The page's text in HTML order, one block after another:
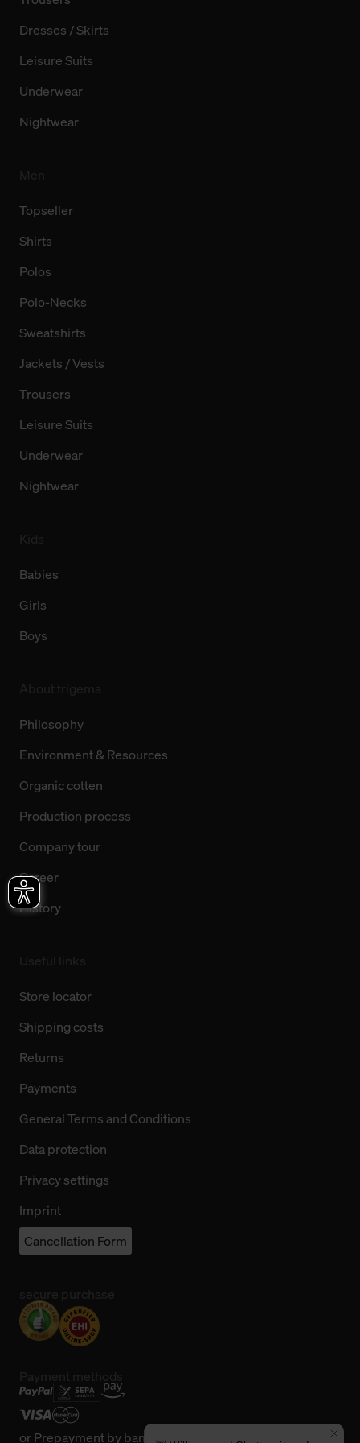
Dresses / Skirts
Leisure Suits
Underwear
Nightwear
Topseller
Shirts
Polos
Polo-Necks
Sweatshirts
Jackets / Vests
Trousers
Leisure Suits
Underwear
Nightwear
Babies
Girls
Boys
Philosophy
Environment & Resources
Organic cotten
Production process
Company tour
Career
History
Store locator
Shipping costs
Returns
Payments
General Terms and Conditions
Data protection
Privacy settings
Imprint
Cancellation Form
orPrepayment by bank transfer